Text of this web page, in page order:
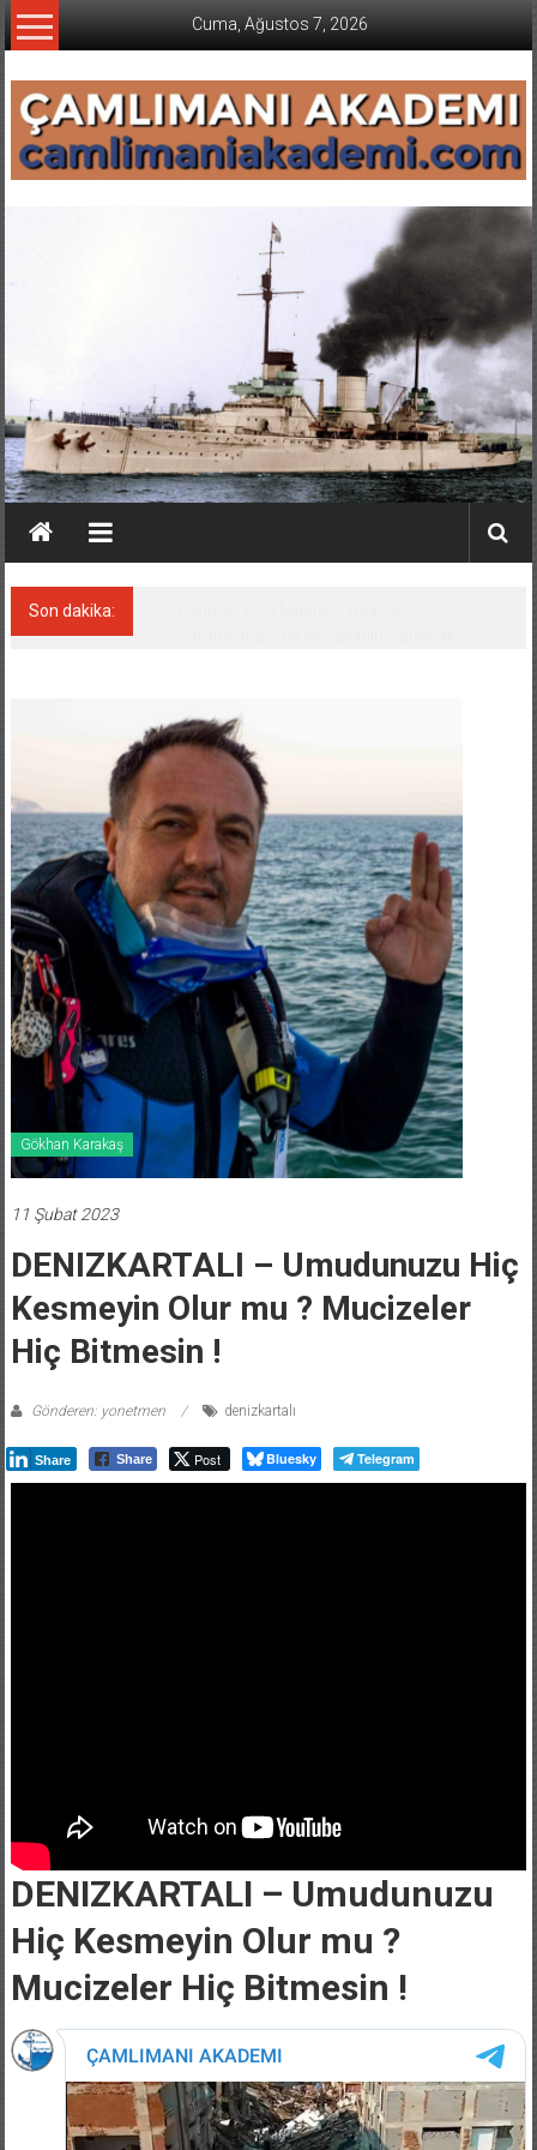
İçeriğe
geç
Cuma, Ağustos 7, 2026
Son dakika:
Gökhan Karakaş
11 Şubat 2023
DENIZKARTALI – Umudunuzu Hiç
Kesmeyin Olur mu ? Mucizeler
Hiç Bitmesin !
Gönderen: yonetmen denizkartalı
Share Share Post Bluesky Telegram
DENIZKARTALI – Umudunuzu
Hiç Kesmeyin Olur mu ?
Mucizeler Hiç Bitmesin !